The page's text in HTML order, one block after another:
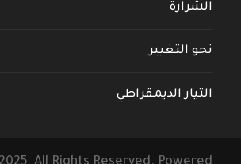
الشرارة
نحو التغيير
التيار الديمقراطي